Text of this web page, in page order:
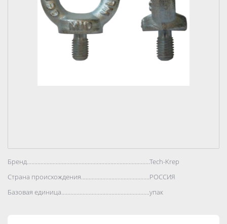
Бренд..................................................................................Tech-Krep
Страна происхождения..................................................................................
РОССИЯ
Базовая единица..................................................................................
упак